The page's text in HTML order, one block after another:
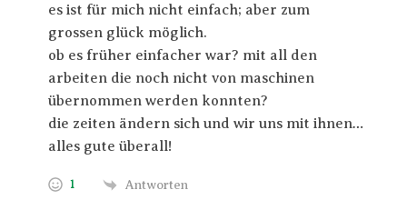
es ist für mich nicht einfach; aber zum
grossen glück möglich.
ob es früher einfacher war? mit all den
arbeiten die noch nicht von maschinen
übernommen werden konnten?
die zeiten ändern sich und wir uns mit ihnen…
alles gute überall!
1 Antworten